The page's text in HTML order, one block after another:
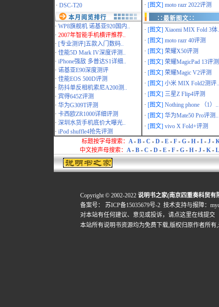
· DSC-T20
本月阅览排行
· WP8旗舰机 诺基亚920国内..
· 2007年智能手机横评推荐..
· [专业测评]五款入门数码..
· 佳能5D Mark IV深度评测..
· iPhone强敌 多普达S1详细..
· 诺基亚E90深度测评
· 佳能EOS 500D评测
· 防抖单反相机索尼A200测..
· 宾得645Z评测
· 华为G309T评测
· 卡西欧ZR1000详细评测
· 深圳水货手机底价大曝光..
· iPod shuffle4抢先评测
· [图文] moto razr 2022评测
∷最新图文∷
· [图文] Xiaomi MIX Fold 3体
· [图文] moto razr 40评测
· [图文] 荣耀X50评测
· [图文] 荣耀MagicPad 13评
· [图文] 荣耀Magic V2评测
· [图文] 小米 MIX Fold2测评..
· [图文] 三星Z Flip4评测
· [图文] Nothing phone （1）..
· [图文] 华为Mate50 Pro评测..
· [图文] vivo X Fold+评测
标题按字母搜索： A- B- C - D - E- F- G- H- I- J-
中文按声母搜索： A- B - C - D - E - F - G - H - J - K - L
Copyright © 2002-2022 说明书之家(南京四重奏科贸有
备案号：
苏ICP备15035679号-2 技术支持与报障：
对本站有任何建议、意见或投诉， 请点这里在线提交
本站所有说明书资源均为免费下载,版权归原作者所